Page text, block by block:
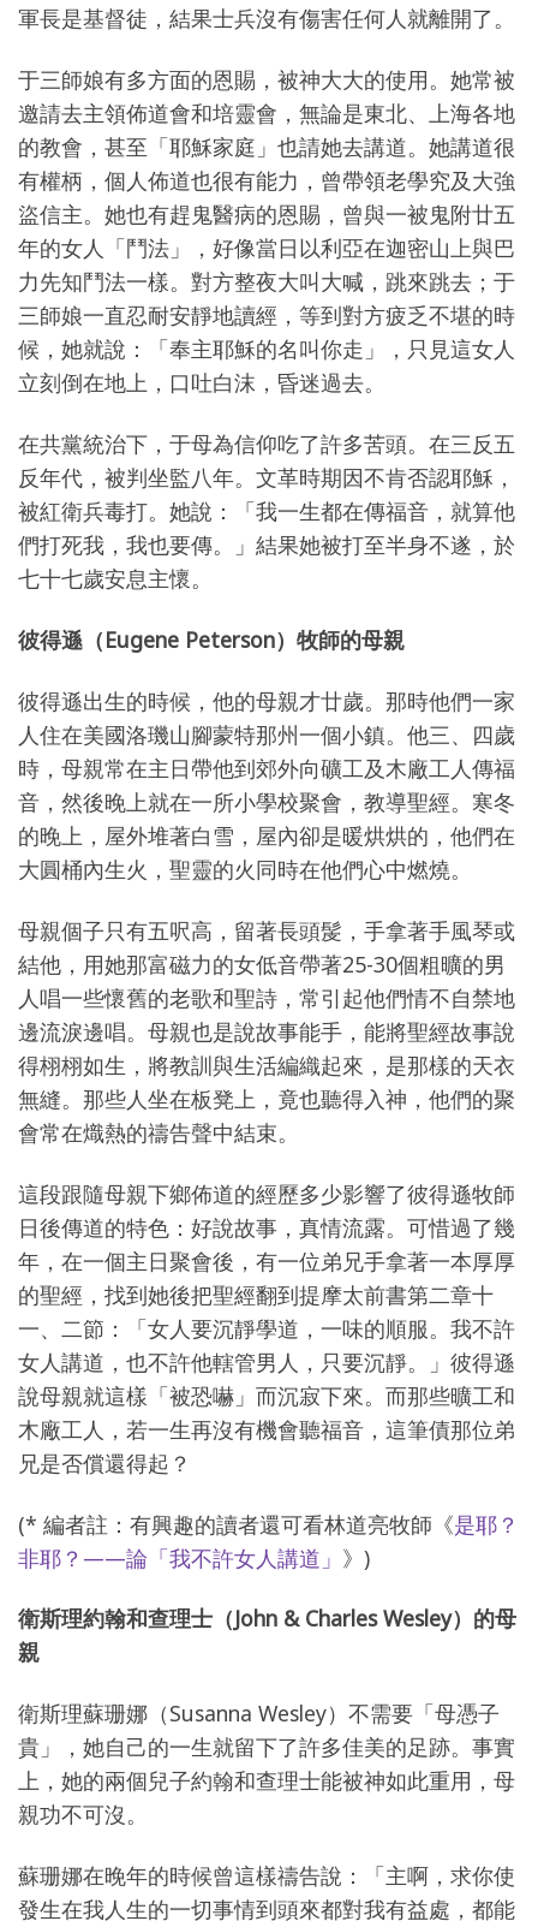
軍長是基督徒，結果士兵沒有傷害任何人就離開了。
于三師娘有多方面的恩賜，被神大大的使用。她常被
邀請去主領佈道會和培靈會，無論是東北、上海各地
的教會，甚至「耶穌家庭」也請她去講道。她講道很
有權柄，個人佈道也很有能力，曾帶領老學究及大強
盜信主。她也有趕鬼醫病的恩賜，曾與一被鬼附廿五
年的女人「鬥法」，好像當日以利亞在迦密山上與巴
力先知鬥法一樣。對方整夜大叫大喊，跳來跳去；于
三師娘一直忍耐安靜地讀經，等到對方疲乏不堪的時
候，她就說：「奉主耶穌的名叫你走」，只見這女人
立刻倒在地上，口吐白沫，昏迷過去。
在共黨統治下，于母為信仰吃了許多苦頭。在三反五
反年代，被判坐監八年。文革時期因不肯否認耶穌，
被紅衛兵毒打。她說：「我一生都在傳福音，就算他
們打死我，我也要傳。」結果她被打至半身不遂，於
七十七歲安息主懷。
彼得遜（Eugene Peterson）牧師的母親
彼得遜出生的時候，他的母親才廿歲。那時他們一家
人住在美國洛璣山腳蒙特那州一個小鎮。他三、四歲
時，母親常在主日帶他到郊外向礦工及木廠工人傳福
音，然後晚上就在一所小學校聚會，教導聖經。寒冬
的晚上，屋外堆著白雪，屋內卻是暖烘烘的，他們在
大圓桶內生火，聖靈的火同時在他們心中燃燒。
母親個子只有五呎高，留著長頭髲，手拿著手風琴或
結他，用她那富磁力的女低音帶著25-30個粗曠的男
人唱一些懷舊的老歌和聖詩，常引起他們情不自禁地
邊流淚邊唱。母親也是說故事能手，能將聖經故事說
得栩栩如生，將教訓與生活編織起來，是那樣的天衣
無縫。那些人坐在板凳上，竟也聽得入神，他們的聚
會常在熾熱的禱告聲中結束。
這段跟隨母親下鄉佈道的經歷多少影響了彼得遜牧師
日後傳道的特色：好說故事，真情流露。可惜過了幾
年，在一個主日聚會後，有一位弟兄手拿著一本厚厚
的聖經，找到她後把聖經翻到提摩太前書第二章十
一、二節：「女人要沉靜學道，一味的順服。我不許
女人講道，也不許他轄管男人，只要沉靜。」彼得遜
說母親就這樣「被恐嚇」而沉寂下來。而那些曠工和
木廠工人，若一生再沒有機會聽福音，這筆債那位弟
兄是否償還得起？
(* 編者註：有興趣的讀者還可看林道亮牧師《是耶？
非耶？——論「我不許女人講道」 》)
衛斯理約翰和查理士（John & Charles Wesley）的母
親
衛斯理蘇珊娜（Susanna Wesley）不需要「母憑子
貴」，她自己的一生就留下了許多佳美的足跡。事實
上，她的兩個兒子約翰和查理士能被神如此重用，母
親功不可沒。
蘇珊娜在晚年的時候曾這樣禱告說：「主啊，求你使
發生在我人生的一切事情到頭來都對我有益處，都能